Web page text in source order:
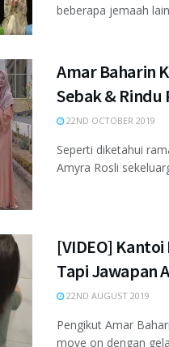
beberapa jemaah
Amar Baharin
Sebak & Rindu
22ND OCTOBER 2019
Seperti diketahui
Amyra Rosli
[VIDEO]
Tapi Jawapan
22ND AUGUST 2019
Pengikut Amar
move on dengan